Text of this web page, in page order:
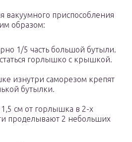
вакуумного приспособления
образом:
1/5 часть большой бутыли.
горлышко с крышкой.
изнутри саморезом крепят
бутылки.
см от горлышка в 2-х
проделывают 2 небольших